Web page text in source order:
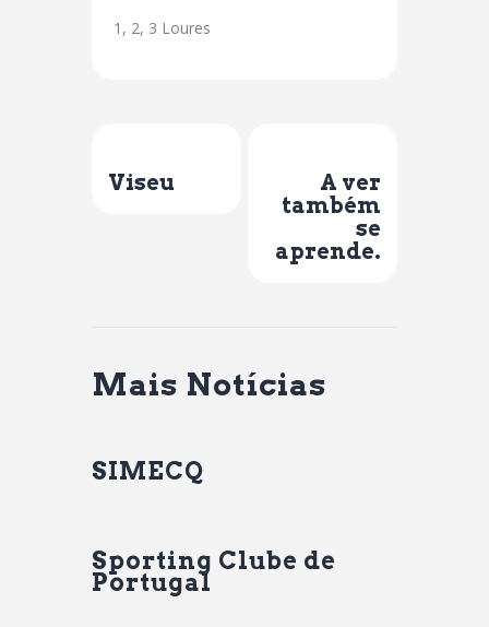
1, 2, 3 Loures
Viseu
A ver
também
se
aprende.
Mais Notícias
SIMECQ
Sporting Clube de
Portugal